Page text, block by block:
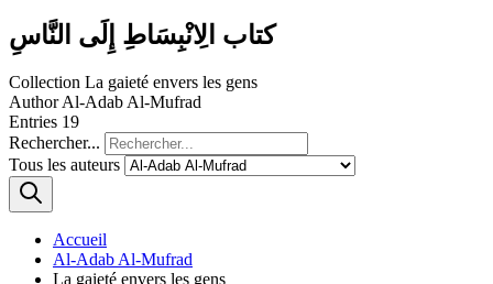
كتاب الِانْبِسَاطِ إِلَى النَّاسِ
Collection La gaieté envers les gens
Author Al-Adab Al-Mufrad
Entries 19
Rechercher...
Tous les auteurs
Accueil
Al-Adab Al-Mufrad
La gaieté envers les gens